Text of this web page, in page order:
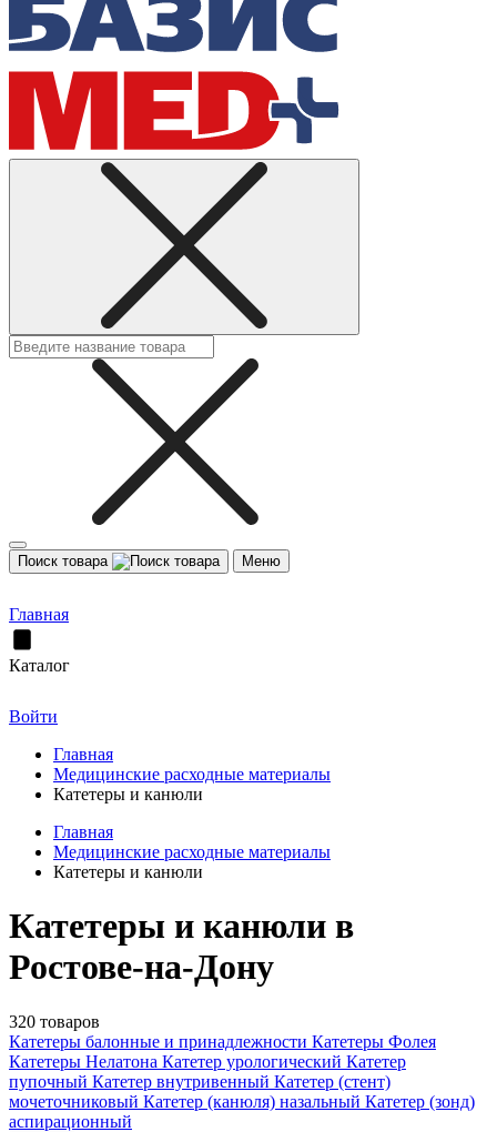
Поиск товара Меню
Главная
Каталог
Войти
Главная
Медицинские расходные материалы
Катетеры и канюли
Главная
Медицинские расходные материалы
Катетеры и канюли
Катетеры и канюли в
Ростове-на-Дону
320 товаров
Катетеры балонные и принадлежности Катетеры Фолея
Катетеры Нелатона Катетер урологический Катетер
пупочный Катетер внутривенный Катетер (стент)
мочеточниковый Катетер (канюля) назальный Катетер (зонд)
аспирационный